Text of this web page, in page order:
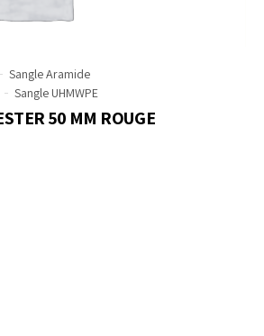
Sangle Aramide
Sangle UHMWPE
50 MM ROUGE